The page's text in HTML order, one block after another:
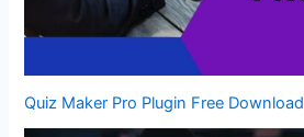
Quiz Maker Pro Plugin Free Download